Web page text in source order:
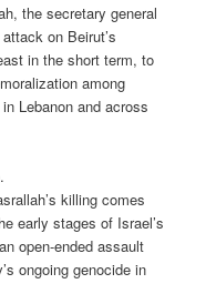
the secretary general
on Beirut’s
in the short term, to
among
Lebanon and across
killing comes
early stages of Israel’s
open-ended assault
ongoing genocide in